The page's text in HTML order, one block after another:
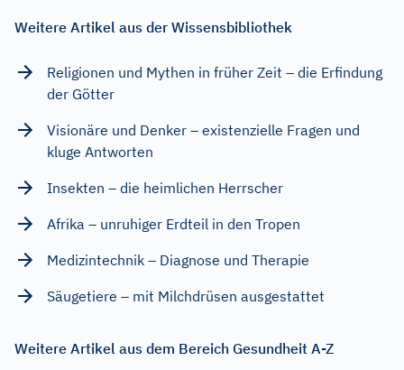
Weitere Artikel aus der Wissensbibliothek
Religionen und Mythen in früher Zeit – die Erfindung
der Götter
Visionäre und Denker – existenzielle Fragen und
kluge Antworten
Insekten – die heimlichen Herrscher
Afrika – unruhiger Erdteil in den Tropen
Medizintechnik – Diagnose und Therapie
Säugetiere – mit Milchdrüsen ausgestattet
Weitere Artikel aus dem Bereich Gesundheit A-Z